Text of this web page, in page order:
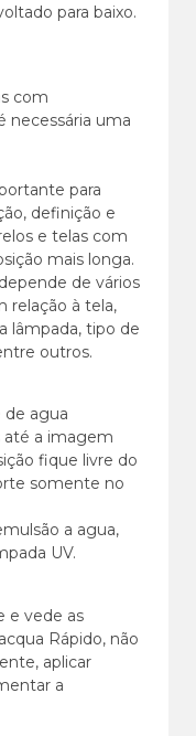
para baixo.
com
necessária uma
para
definição e
e telas com
mais longa.
de vários
relação à tela,
lâmpada, tipo de
outros.
de agua
até a imagem
fique livre do
somente no
a agua,
UV.
e vede as
Rápido, não
aplicar
a